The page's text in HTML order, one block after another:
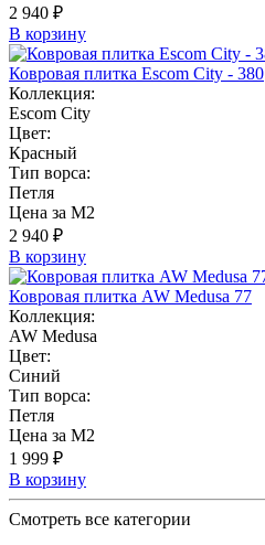
2 940 ₽
В корзину
Ковровая плитка Escom City - 380
Коллекция:
Escom City
Цвет:
Красный
Тип ворса:
Петля
Цена за М2
2 940 ₽
В корзину
Ковровая плитка AW Medusa 77
Коллекция:
AW Medusa
Цвет:
Синий
Тип ворса:
Петля
Цена за М2
1 999 ₽
В корзину
Смотреть все категории